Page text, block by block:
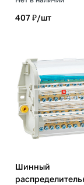
407 ₽/шт
Шинный